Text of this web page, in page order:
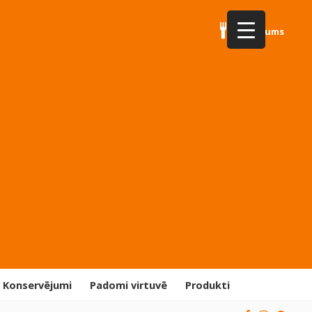
Par mums
Konservējumi Padomi virtuvē Produkti